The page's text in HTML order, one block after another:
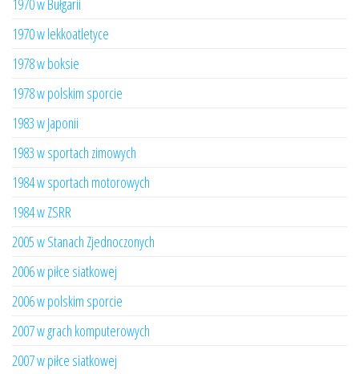
1970 w Bułgarii
1970 w lekkoatletyce
1978 w boksie
1978 w polskim sporcie
1983 w Japonii
1983 w sportach zimowych
1984 w sportach motorowych
1984 w ZSRR
2005 w Stanach Zjednoczonych
2006 w piłce siatkowej
2006 w polskim sporcie
2007 w grach komputerowych
2007 w piłce siatkowej